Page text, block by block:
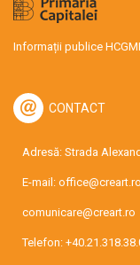
Informații publice
CONTACT
Adresă: Strada
E-mail: office@creart.ro
comunicare@creart.ro
Telefon: